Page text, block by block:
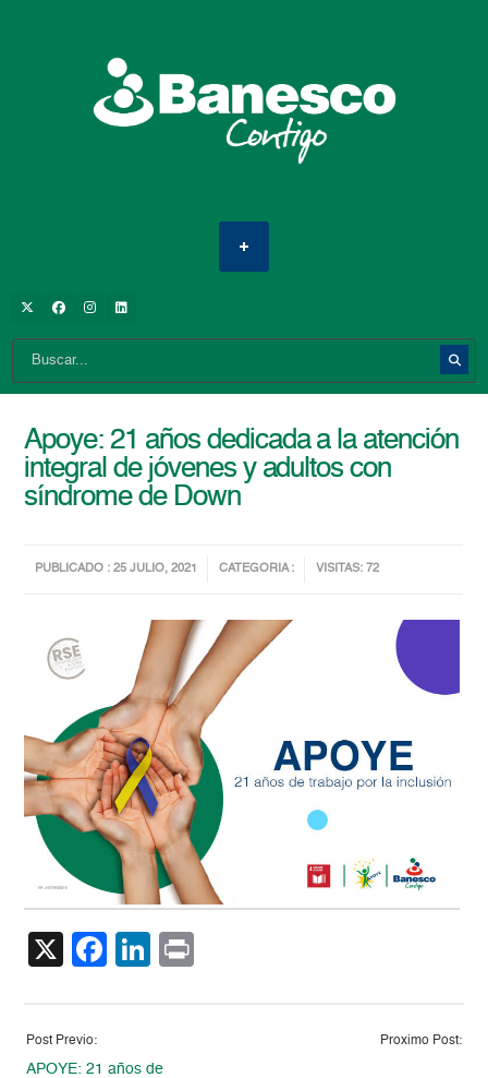
Apoye: 21 años dedicada a la atención
integral de jóvenes y adultos con
síndrome de Down
PUBLICADO : 25 JULIO, 2021 CATEGORIA : VISITAS: 72
X Facebook
LinkedIn
Post Previo:
APOYE: 21 años de
Proximo Post: